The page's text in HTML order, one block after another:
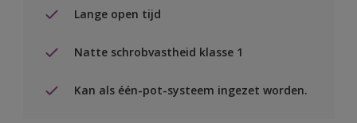
Lange open tijd
Natte schrobvastheid klasse 1
Kan als één-pot-systeem ingezet worden.